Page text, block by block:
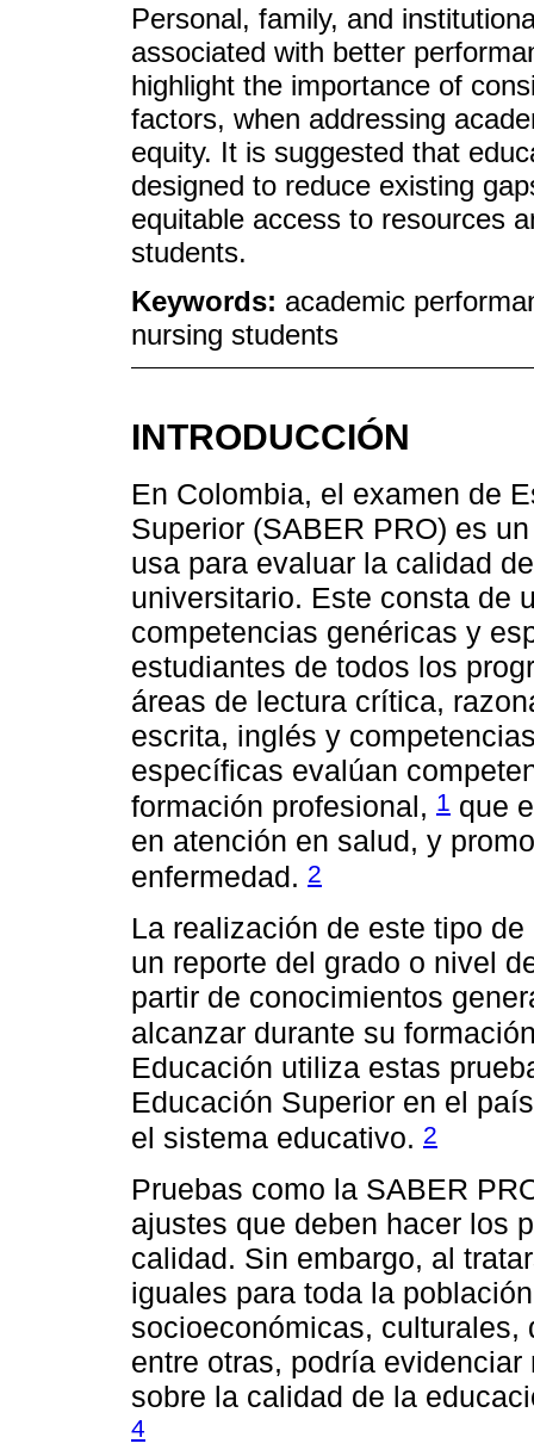
Personal, family, and
associated with better
highlight the importance of
factors, when addressing
equity. It is suggested that
designed to reduce existing
equitable access to resources
students.
Keywords: academic
nursing students
INTRODUCCIÓN
En Colombia, el examen de
Superior (SABER PRO) es
usa para evaluar la calidad
universitario. Este consta de
competencias genéricas y
estudiantes de todos los
áreas de lectura crítica,
escrita, inglés y
específicas evalúan
formación profesional, 1 que
en atención en salud, y
enfermedad. 2
La realización de este tipo
un reporte del grado o nivel
partir de conocimientos
alcanzar durante su
Educación utiliza estas
Educación Superior en el
el sistema educativo. 2
Pruebas como la SABER
ajustes que deben hacer los
calidad. Sin embargo, al
iguales para toda la
socioeconómicas, culturales,
entre otras, podría
sobre la calidad de la
4